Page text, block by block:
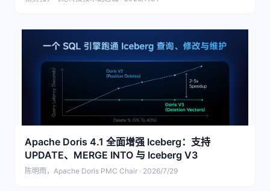
Apache Doris 4.1 全面增强 Iceberg：支持
UPDATE、MERGE INTO 与 Iceberg V3
陈明雨，Apache Doris PMC Chair · 2026/7/29